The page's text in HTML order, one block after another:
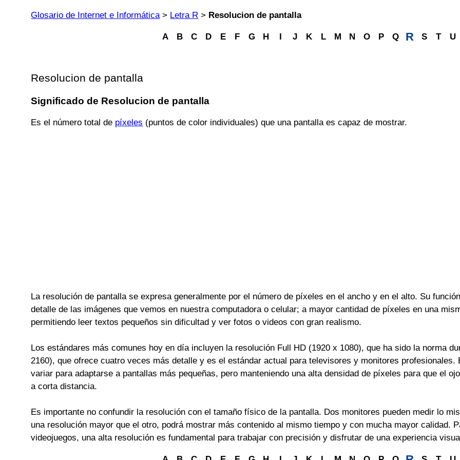
Glosario de Internet e Informática> Letra R > Resolucion de pantalla
A B C D E F G H I J K L M N O P Q R S T U
Resolucion de pantalla
Significado de Resolucion de pantalla
Es el número total de píxeles (puntos de color individuales) que una pantalla es capaz de mostrar.
La resolución de pantalla se expresa generalmente por el número de píxeles en el ancho y en el alto. Su
detalle de las imágenes que vemos en nuestra computadora o celular; a mayor cantidad de píxeles en una
permitiendo leer textos pequeños sin dificultad y ver fotos o videos con gran realismo.
Los estándares más comunes hoy en día incluyen la resolución Full HD (1920 x 1080), que ha sido la norma
2160), que ofrece cuatro veces más detalle y es el estándar actual para televisores y monitores
variar para adaptarse a pantallas más pequeñas, pero manteniendo una alta densidad de píxeles para que el
a corta distancia.
Es importante no confundir la resolución con el tamaño físico de la pantalla. Dos monitores pueden medir lo
una resolución mayor que el otro, podrá mostrar más contenido al mismo tiempo y con mucha mayor calidad.
videojuegos, una alta resolución es fundamental para trabajar con precisión y disfrutar de una experiencia